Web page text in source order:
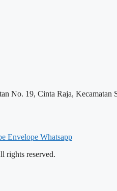
No. 19, Cinta Raja, Kecamatan
Envelope Whatsapp
rights reserved.